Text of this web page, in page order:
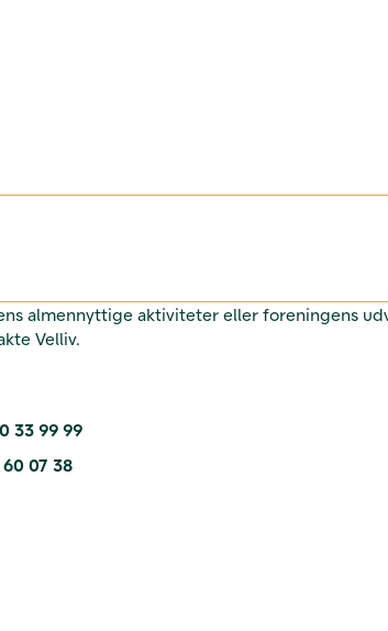
almennyttige aktiviteter eller foreningens
Velliv.
33 99 99
60 07 38